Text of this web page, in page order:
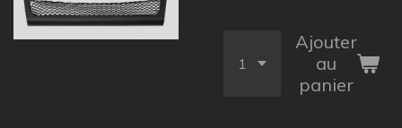
Ajouter
au
panier